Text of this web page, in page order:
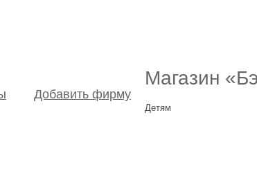
Добавить фирму
Магазин
Детям